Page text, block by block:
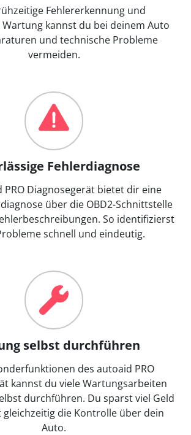
Fehlererkennung und
kannst du bei deinem Auto
und technische Probleme
vermeiden.
Fehlerdiagnose
PRO Diagnosegerät bietet dir eine
über die OBD2-Schnittstelle
So identifizierst
schnell und eindeutig.
selbst durchführen
des autoaid PRO
kannst du viele Wartungsarbeiten
durchführen. Du sparst viel Geld
die Kontrolle über dein
Auto.